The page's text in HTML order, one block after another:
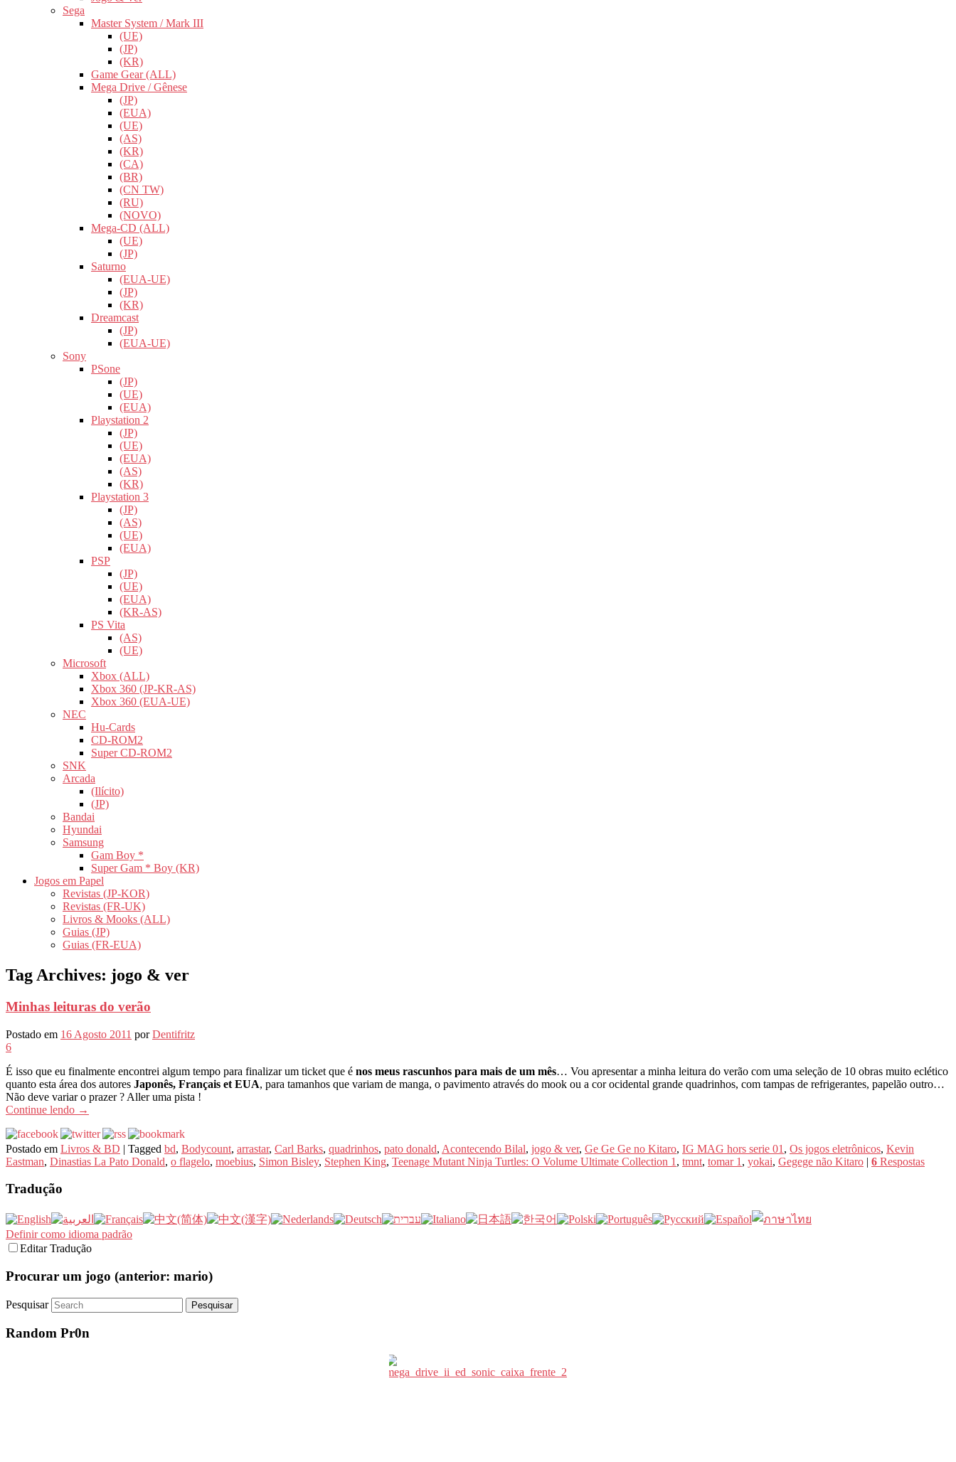
Sega
Master System / Mark III
(UE)
(JP)
(KR)
Game Gear (ALL)
Mega Drive / Gênese
(JP)
(EUA)
(UE)
(AS)
(KR)
(CA)
(BR)
(CN TW)
(RU)
(NOVO)
Mega-CD (ALL)
(UE)
(JP)
Saturno
(EUA-UE)
(JP)
(KR)
Dreamcast
(JP)
(EUA-UE)
Sony
PSone
(JP)
(UE)
(EUA)
Playstation 2
(JP)
(UE)
(EUA)
(AS)
(KR)
Playstation 3
(JP)
(AS)
(UE)
(EUA)
PSP
(JP)
(UE)
(EUA)
(KR-AS)
PS Vita
(AS)
(UE)
Microsoft
Xbox (ALL)
Xbox 360 (JP-KR-AS)
Xbox 360 (EUA-UE)
NEC
Hu-Cards
CD-ROM2
Super CD-ROM2
SNK
Arcada
(Ilícito)
(JP)
Bandai
Hyundai
Samsung
Gam Boy *
Super Gam * Boy (KR)
Jogos em Papel
Revistas (JP-KOR)
Revistas (FR-UK)
Livros & Mooks (ALL)
Guias (JP)
Guias (FR-EUA)
Tag Archives: jogo & ver
Minhas leituras do verão
Postado em 16 Agosto 2011 porDentifritz
6
É isso que eu finalmente encontrei algum tempo para finalizar um ticket que é nos meus rascunhos para mais de um mês… Vou apresentar a minha leitura do verão com uma seleção de 10 obras muito eclético
quanto esta área dos autores Japonês, Français et EUA, para tamanhos que variam de manga, o pavimento através do mook ou a cor ocidental grande quadrinhos, com tampas de refrigerantes, papelão outro…
Não deve variar o prazer ? Aller uma pista !
Continue lendo →
Postado em Livros & BD | Tagged bd, Bodycount, arrastar, Carl Barks, quadrinhos, pato donald, Acontecendo Bilal, jogo & ver, Ge Ge Ge no Kitaro, IG MAG hors serie 01 , Os jogos eletrônicos, Kevin
Eastman, Dinastias La Pato Donald, o flagelo, moebius, Simon Bisley, Stephen King, Teenage Mutant Ninja Turtles: O Volume Ultimate Collection 1 , tmnt, tomar 1 , yokai, Gegege não Kitaro | 6 Respostas
Tradução
Definir como idioma padrão
Editar Tradução
Procurar um jogo (anterior: mario)
Pesquisar
Random Pr0n